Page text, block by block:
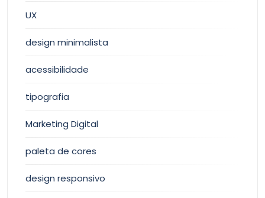
UX
design minimalista
acessibilidade
tipografia
Marketing Digital
paleta de cores
design responsivo